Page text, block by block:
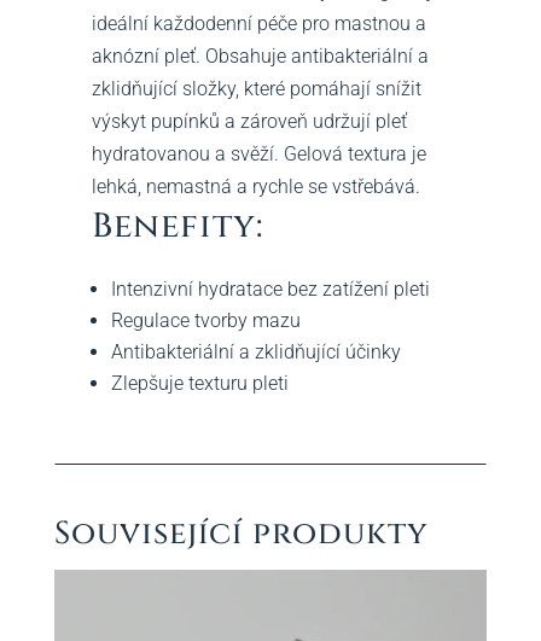
ideální každodenní péče pro mastnou a
aknózní pleť. Obsahuje antibakteriální a
zklidňující složky, které pomáhají snížit
výskyt pupínků a zároveň udržují pleť
hydratovanou a svěží. Gelová textura je
lehká, nemastná a rychle se vstřebává.
Benefity:
Intenzivní hydratace bez zatížení pleti
Regulace tvorby mazu
Antibakteriální a zklidňující účinky
Zlepšuje texturu pleti
Související produkty